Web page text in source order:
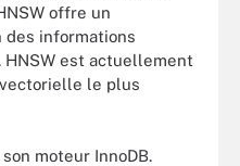
offre un
des informations
est actuellement
le plus
moteur InnoDB.